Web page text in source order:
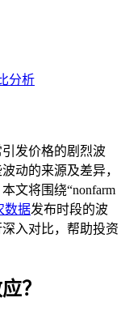
分析
发价格的剧烈波
动的来源及差异，
文将围绕“nonfarm
数据发布时段的波
入对比，帮助投资
？